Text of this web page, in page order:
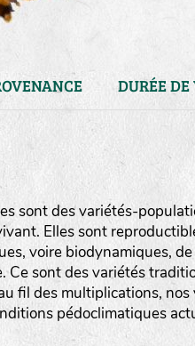
DURÉE
sont des variétés-
Elles sont
voire biodynamiques,
Ce sont des variétés
fil des multiplications,
pédoclimatiques